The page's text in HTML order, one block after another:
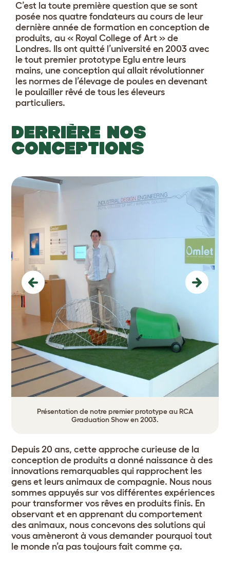
C’est la toute première question que se sont
posée nos quatre fondateurs au cours de leur
dernière année de formation en conception de
produits, au « Royal College of Art » de
Londres. Ils ont quitté l’université en 2003 avec
le tout premier prototype Eglu entre leurs
mains, une conception qui allait révolutionner
les normes de l’élevage de poules en devenant
le poulailler rêvé de tous les éleveurs
particuliers.
DERRIÈRE NOS
CONCEPTIONS
Présentation de notre premier prototype au RCA
Graduation Show en 2003.
Previous Next
Depuis 20 ans, cette approche curieuse de la
conception de produits a donné naissance à des
innovations remarquables qui rapprochent les
gens et leurs animaux de compagnie. Nous nous
sommes appuyés sur vos différentes expériences
pour transformer vos rêves en produits finis. En
observant et en apprenant du comportement
des animaux, nous concevons des solutions qui
vous amèneront à vous demander pourquoi tout
le monde n’a pas toujours fait comme ça.